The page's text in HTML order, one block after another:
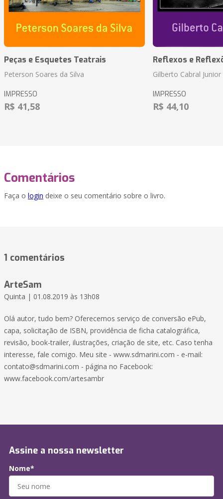
Peças e Esquetes Teatrais
Peterson Soares da Silva
IMPRESSO
R$ 41,58
Reflexos e
Gilberto Cabral Junior
IMPRESSO
R$ 44,10
Comentários
Faça o login deixe o seu comentário sobre o livro.
1 comentários
ArteSam
Quinta | 01.08.2019 às 13h08
Olá autor, tudo bem? Oferecemos serviço de conversão ePub,
capa, solicitação de ISBN, providência de ficha catalográfica,
revisão, book-trailer, ilustrações, criação de site, etc. Caso tenha
interesse, fale comigo. Meu site - www.sdmarini.com - e-mail:
contato@sdmarini.com - página no Facebook:
www.facebook.com/artesambr
Assine a nossa newsletter
Nome*